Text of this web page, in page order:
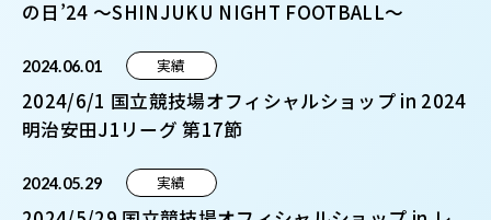
の日’24 〜SHINJUKU NIGHT FOOTBALL〜
2024.06.01 実績
2024/6/1 国立競技場オフィシャルショップ in 2024
明治安田J1リーグ 第17節
2024.05.29 実績